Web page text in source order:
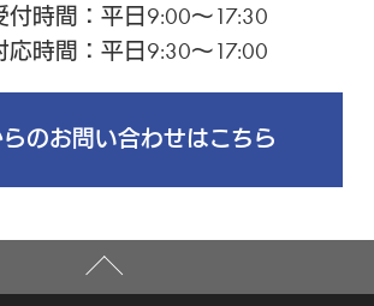
付時間：平日9:00～17:30
応時間：平日9:30～17:00
らのお問い合わせはこちら